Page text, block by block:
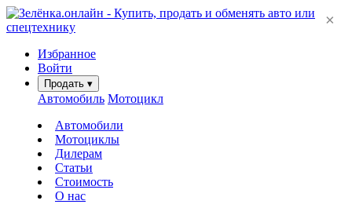
Избранное
Войти
Продать ▾
Автомобиль Мотоцикл
Автомобили
Мотоциклы
Дилерам
Статьи
Стоимость
О нас
×